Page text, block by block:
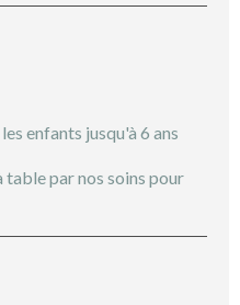
enfants jusqu'à 6 ans
table par nos soins pour